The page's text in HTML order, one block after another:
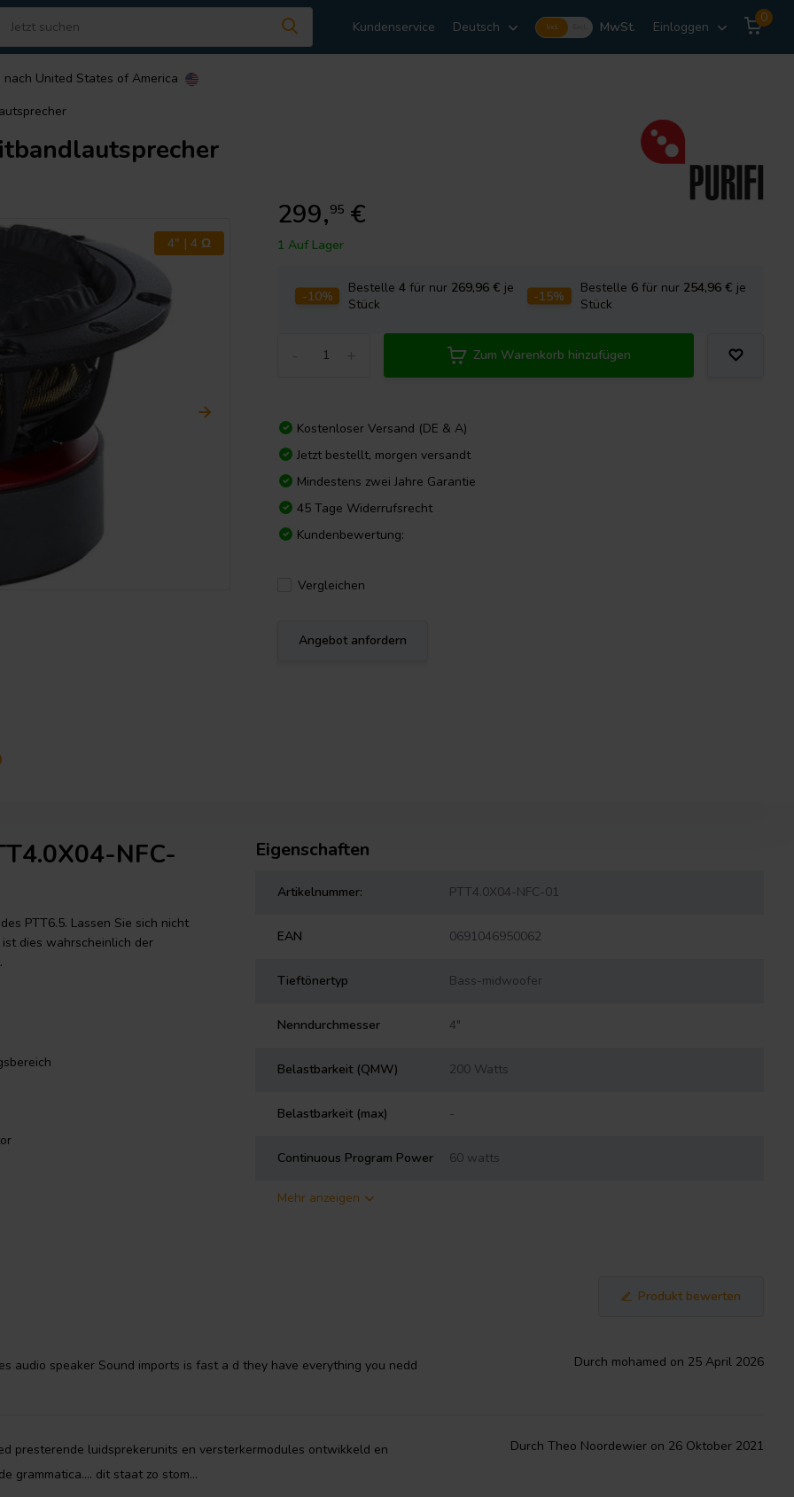
Kundenservice Deutsch Incl. MwSt. Einloggen
0
nach United States of America
4" | 4 Ω
299,95 €
1 Auf Lager
-10% Bestelle4 für nur 269,96 € je
Stück
-15% Bestelle 6für nur 254,96€ je
Stück
Zum Warenkorb hinzufügen
Kostenloser Versand (DE & A)
Jetzt bestellt, morgen versandt
Mindestens zwei Jahre Garantie
45 Tage Widerrufsrecht
Kundenbewertung:
Vergleichen
Angebot anfordern
NFC-
PTT6.5. Lassen Sie sich nicht
dies wahrscheinlich der
Verständnis für viele
bei Wandlern entwickelt.
4-Zoll-Tiefmitteltöner
Intermodulationsverzerrung)
Durch die
Eigenschaften
Artikelnummer: PTT4.0X04-NFC-01
EAN 0691046950062
Tieftönertyp Bass-midwoofer
Nenndurchmesser 4"
Belastbarkeit (QMW) 200 Watts
Belastbarkeit (max) -
Continuous Program Power 60 watts
Mehr anzeigen
Produkt bewerten
audio speaker Sound imports is fast a d they have everything you nedd Durch mohamed on 25 April 2026
presterende luidsprekerunits en versterkermodules ontwikkeld en
grammatica.... dit staat zo stom...
Durch Theo Noordewier on 26 Oktober 2021